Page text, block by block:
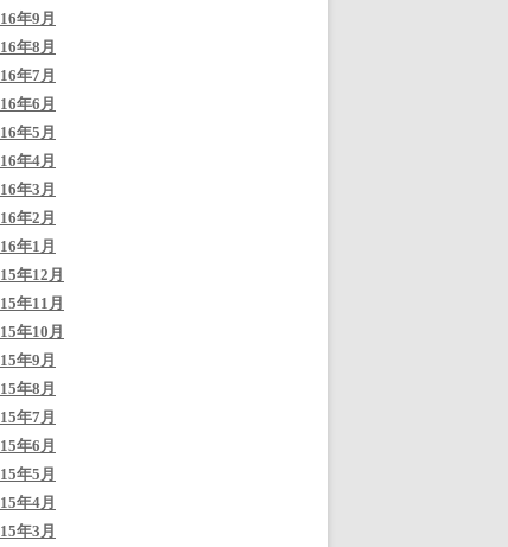
年9月
年8月
年7月
年6月
年5月
年4月
年3月
年2月
年1月
年12月
年11月
年10月
年9月
年8月
年7月
年6月
年5月
年4月
年3月